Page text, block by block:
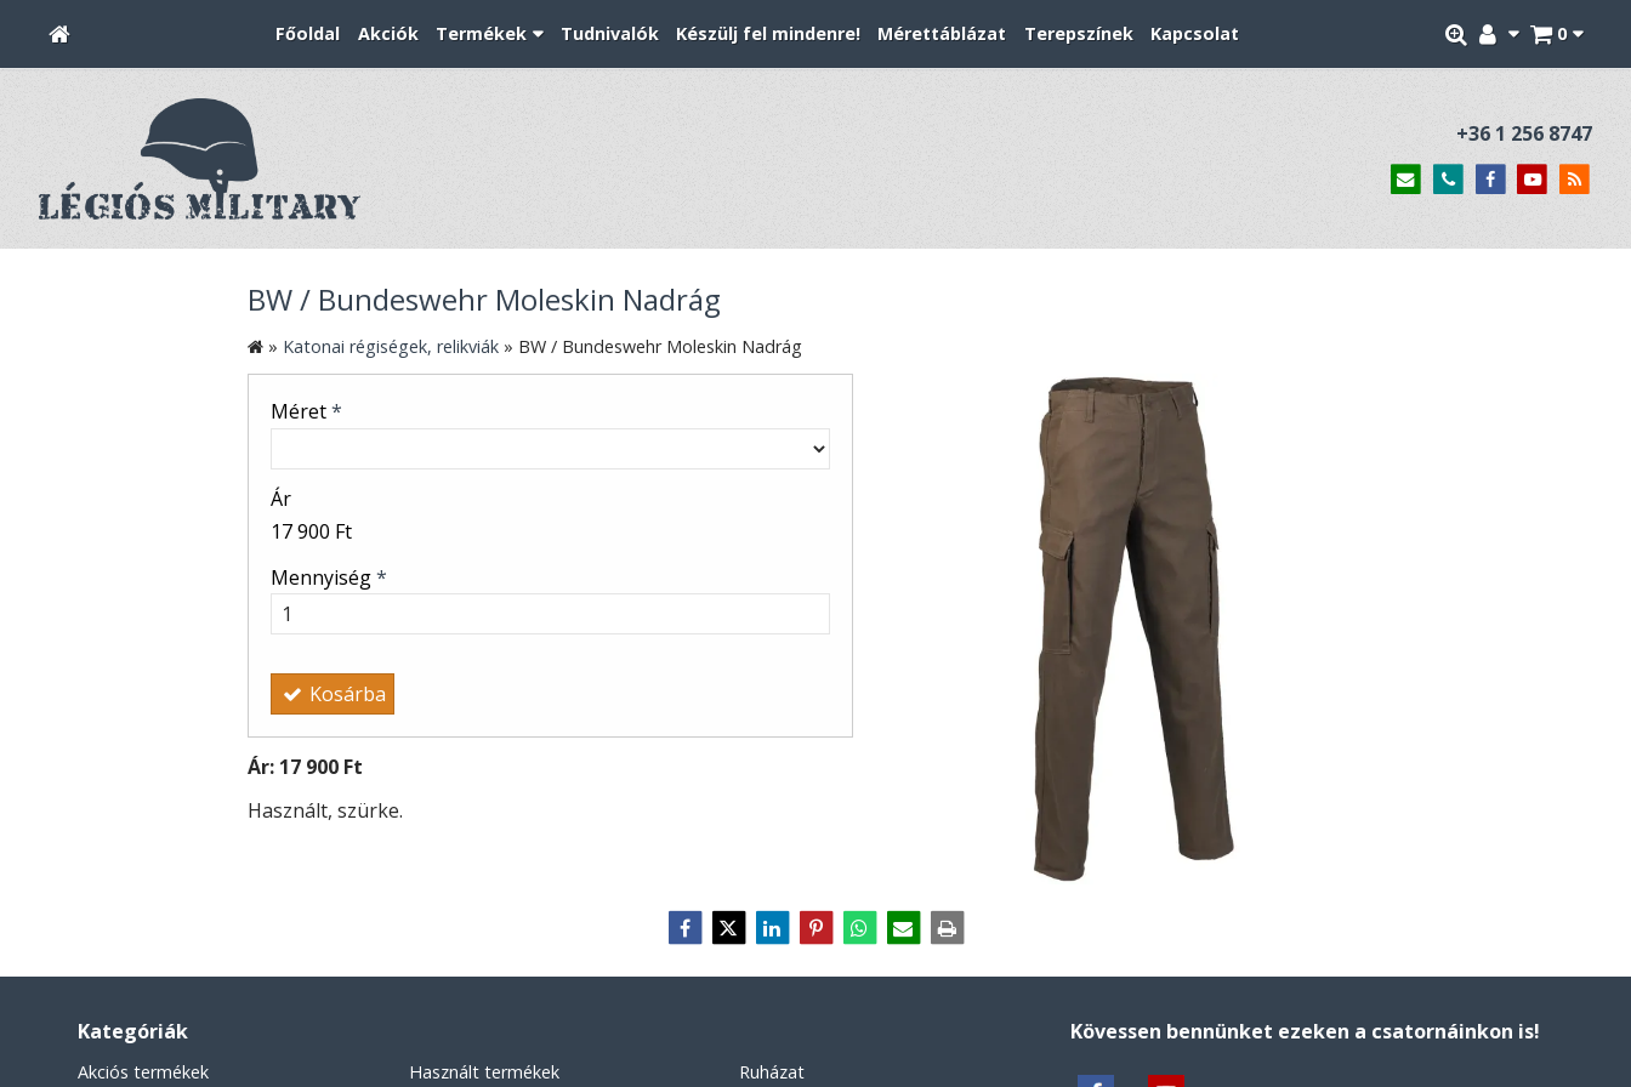
0
Főoldal Akciók Termékek Tudnivalók Készülj fel mindenre! Mérettáblázat Terepszínek Kapcsolat
+36 1 256 8747
BW / Bundeswehr Moleskin Nadrág
» Katonai régiségek, relikviák » BW / Bundeswehr Moleskin Nadrág
Méret*
Ár
17 900 Ft
Mennyiség*
Kosárba
Ár: 17 900 Ft
Használt, szürke.
Kategóriák
Akciós termékek
Használt termékek
Ruházat
Kövessen bennünket ezeken a csatornáinkon is!